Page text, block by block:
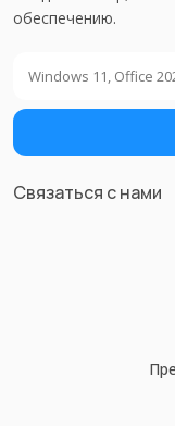
обеспечению.
Связаться с нами